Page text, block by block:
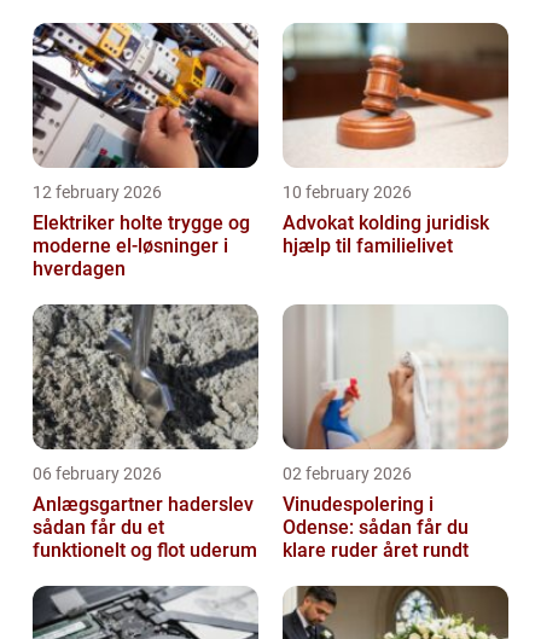
12 february 2026
Elektriker holte trygge og
moderne el-løsninger i
hverdagen
10 february 2026
Advokat kolding juridisk
hjælp til familielivet
06 february 2026
Anlægsgartner haderslev
sådan får du et
funktionelt og flot uderum
02 february 2026
Vinudespolering i
Odense: sådan får du
klare ruder året rundt